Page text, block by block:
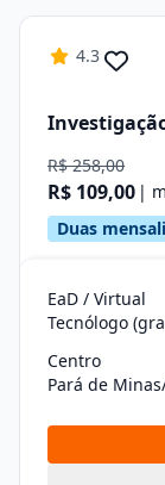
4.3
R$ 258,00
R$ 109,00 |
Duas
EaD / Virtual
Tecnólogo
Centro
Pará de